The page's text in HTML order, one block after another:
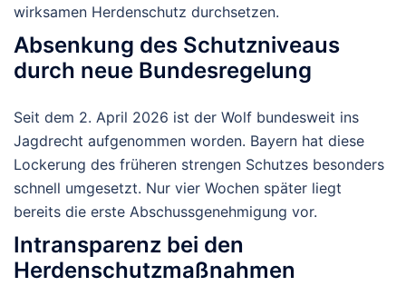
wirksamen Herdenschutz durchsetzen.
Absenkung des Schutzniveaus
durch neue Bundesregelung
Seit dem 2. April 2026 ist der Wolf bundesweit ins
Jagdrecht aufgenommen worden. Bayern hat diese
Lockerung des früheren strengen Schutzes besonders
schnell umgesetzt. Nur vier Wochen später liegt
bereits die erste Abschussgenehmigung vor.
Intransparenz bei den
Herdenschutzmaßnahmen